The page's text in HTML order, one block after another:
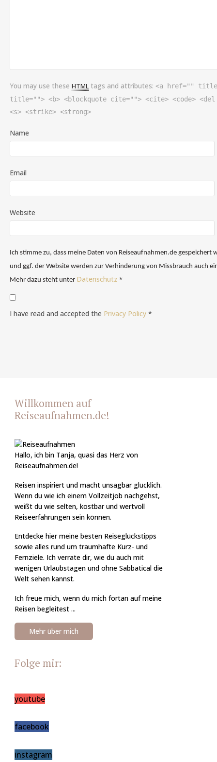
You may use these HTML tags and attributes: <a href=""
title=""> <b> <blockquote cite=""> <cite> <code>
<s> <strike> <strong>
Name
Email
Website
Ich stimme zu, dass meine Daten von Reiseaufnahmen.de
und ggf. der Website werden zur Verhinderung von Missbrauch auch
Mehr dazu steht unter Datenschutz *
I have read and accepted the Privacy Policy *
Willkommen auf
Reiseaufnahmen.de!
Hallo, ich bin Tanja, quasi das Herz von
Reiseaufnahmen.de!
Reisen inspiriert und macht unsagbar glücklich.
Wenn du wie ich einem Vollzeitjob nachgehst,
weißt du wie selten, kostbar und wertvoll
Reiseerfahrungen sein können.
Entdecke hier meine besten Reiseglückstipps
sowie alles rund um traumhafte Kurz- und
Fernziele. Ich verrate dir, wie du auch mit
wenigen Urlaubstagen und ohne Sabbatical die
Welt sehen kannst.
Ich freue mich, wenn du mich fortan auf meine
Reisen begleitest ...
Mehr über mich
Folge mir:
youtube
facebook
instagram